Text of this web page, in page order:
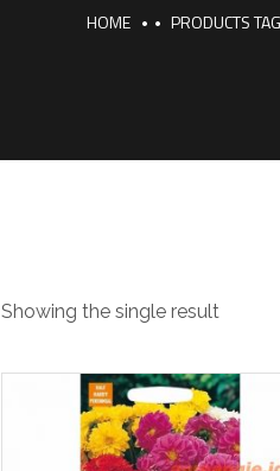
HOME PRODUCTS
Showing the single result